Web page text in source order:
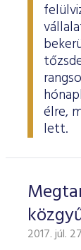
élre,
lett.
2017. júl.